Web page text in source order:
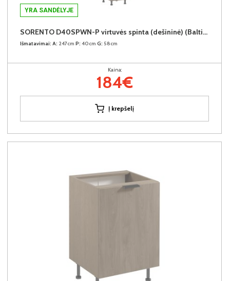
YRA SANDĖLYJE
SORENTO D40SPWN-P virtuvės spinta (dešininė) (Baltic Storm/Baltic Storm)
Išmatavimai: A: 247cm P: 40cm G: 58cm
Kaina:
184€
Į krepšelį